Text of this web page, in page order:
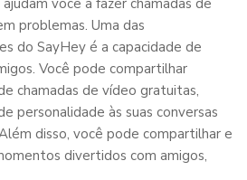
problemas. Uma das
do SayHey é a capacidade de
Você pode compartilhar
chamadas de vídeo gratuitas,
personalidade às suas conversas
disso, você pode compartilhar e
divertidos com amigos,